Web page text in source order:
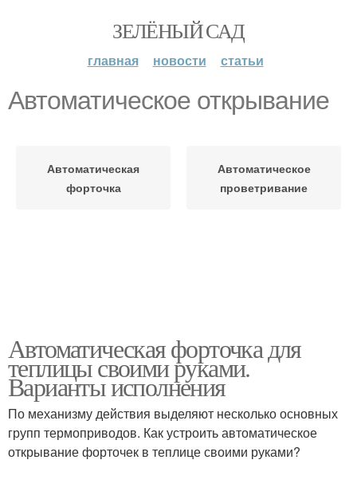
ЗЕЛЁНЫЙ САД
главная новости статьи
Автоматическое открывание
Автоматическая
форточка
Автоматическое
проветривание
Автоматическая форточка для
теплицы своими руками.
Варианты исполнения
По механизму действия выделяют несколько основных
групп термоприводов. Как устроить автоматическое
открывание форточек в теплице своими руками?